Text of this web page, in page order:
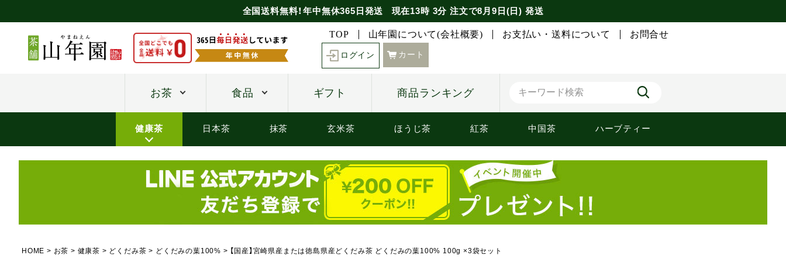
全国送料無料！年中無休365日発送 現在13時 3分 注文で8月9日(日) 発送
TOP 山年園について(会社概要) お支払い・送料について お問合せ
ログイン カート
お茶 食品 ギフト 商品ランキング
健康茶 日本茶 抹茶 玄米茶 ほうじ茶 紅茶 中国茶 ハーブティー
HOME お茶 健康茶 どくだみ茶 どくだみの葉100% 【国産】宮崎県産または徳島県産どくだみ茶 どくだみの葉100% 100g ×3袋セット